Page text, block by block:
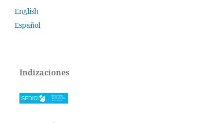
English
Español
Indizaciones